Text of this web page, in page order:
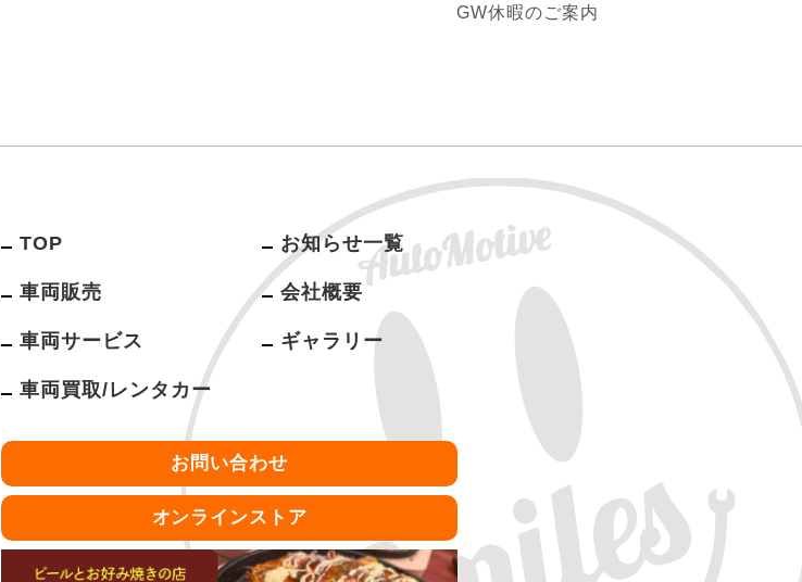
GW休暇のご案内
TOP お知らせ一覧
車両販売 会社概要
車両サービス ギャラリー
車両買取/レンタカー
お問い合わせ
オンラインストア